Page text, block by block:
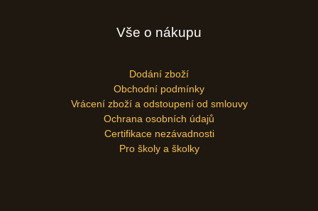
Vše o nákupu
Dodání zboží
Obchodní podmínky
Vrácení zboží a odstoupení od smlouvy
Ochrana osobních údajů
Certifikace nezávadnosti
Pro školy a školky